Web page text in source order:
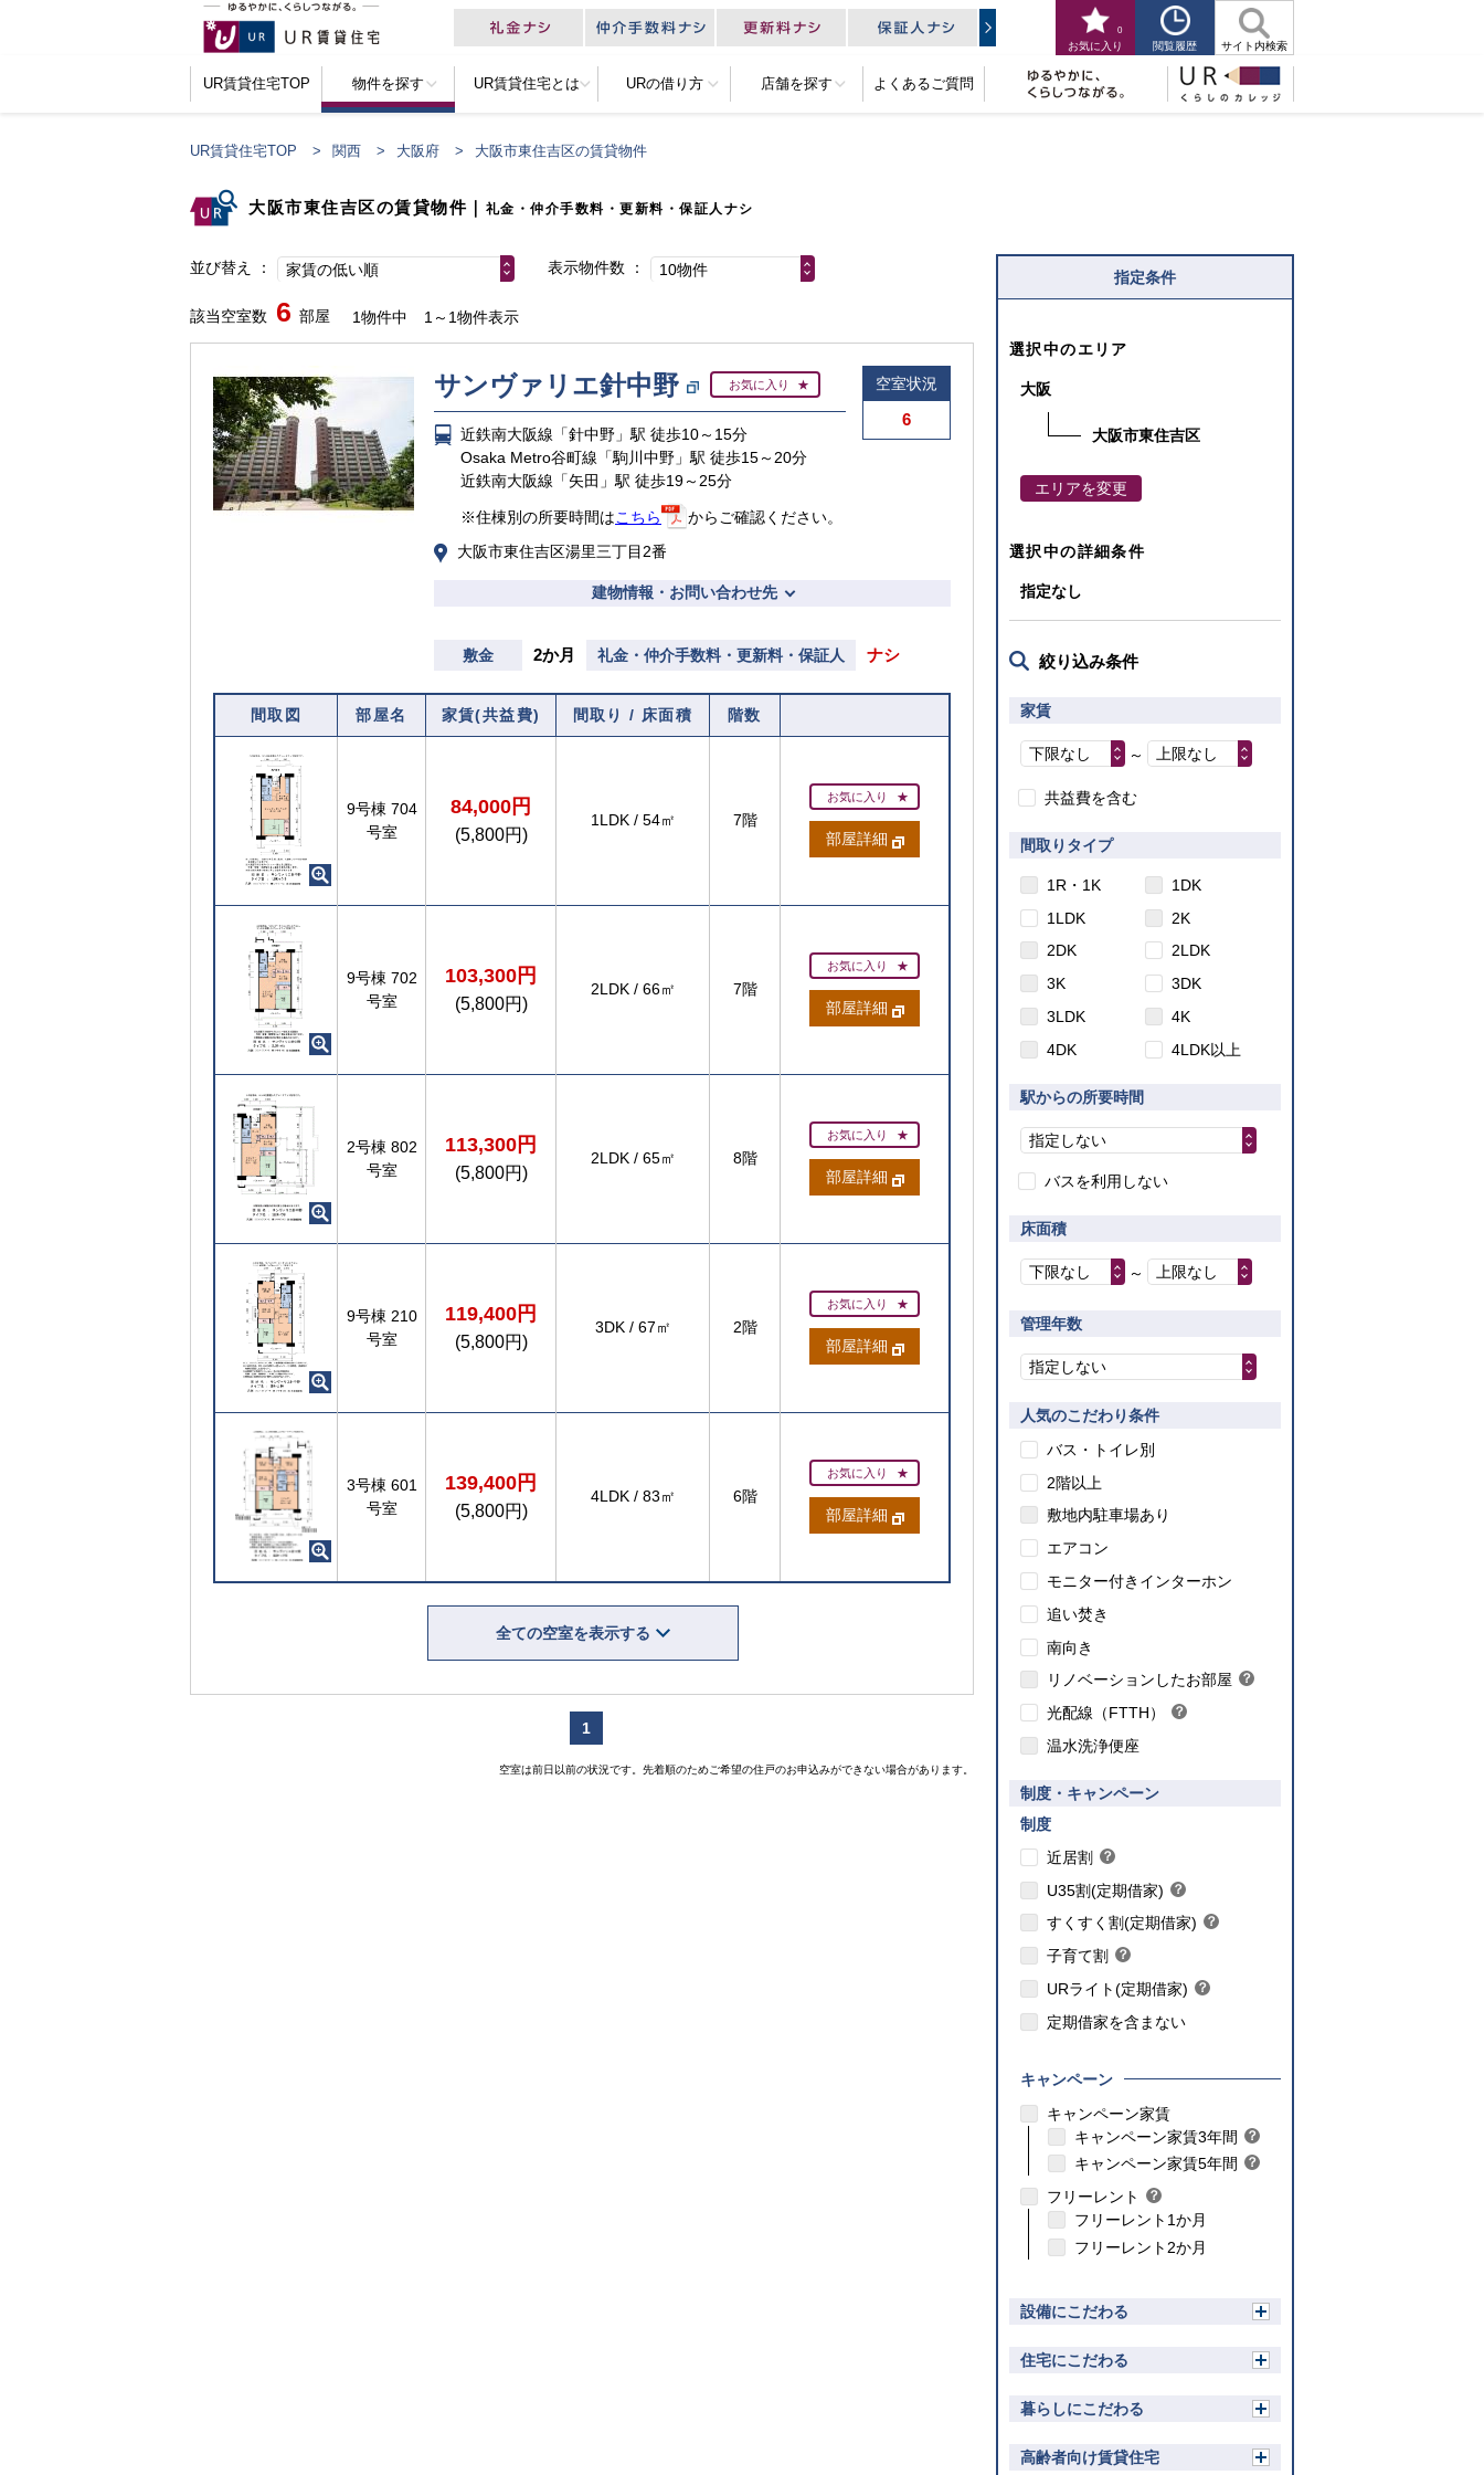
お気に入り
0
閲覧履歴 サイト内検索
UR賃貸住宅TOP 物件を探す UR賃貸住宅とは URの借り方 店舗を探す よくあるご質問
UR賃貸住宅TOP 関西 大阪府 大阪市東住吉区の賃貸物件
大阪市東住吉区の賃貸物件 ｜ 礼金・仲介手数料・更新料・保証人ナシ
並び替え 家賃の低い順 表示物件数 10物件
該当空室数 6 部屋 1物件中 1～1物件表示
サンヴァリエ針中野 お気に入り
近鉄南大阪線「針中野」駅 徒歩10～15分
Osaka Metro谷町線「駒川中野」駅 徒歩15～20分
近鉄南大阪線「矢田」駅 徒歩19～25分
※住棟別の所要時間はこちら
からご確認ください。
大阪市東住吉区湯里三丁目2番
空室状況
6
建物情報・お問い合わせ先
敷金 2か月 礼金・仲介手数料・更新料・保証人 ナシ
間取図 部屋名 家賃(共益費) 間取り / 床面積 階数
9号棟 704
号室
84,000円
(5,800円)
1LDK / 54㎡ 7階
お気に入り
部屋詳細
9号棟 702
号室
103,300円
(5,800円)
2LDK / 66㎡ 7階
お気に入り
部屋詳細
2号棟 802
号室
113,300円
(5,800円)
2LDK / 65㎡ 8階
お気に入り
部屋詳細
9号棟 210
号室
119,400円
(5,800円)
3DK / 67㎡ 2階
お気に入り
部屋詳細
3号棟 601
号室
139,400円
(5,800円)
4LDK / 83㎡ 6階
お気に入り
部屋詳細
全ての空室を表示する
1
空室は前日以前の状況です。先着順のためご希望の住戸のお申込みができない場合があります。
指定条件
選択中のエリア
大阪
大阪市東住吉区
エリアを変更
選択中の詳細条件
指定なし
絞り込み条件
家賃
下限なし ～ 上限なし
共益費を含む
間取りタイプ
1R・1K
1DK
1LDK
2K
2DK
2LDK
3K
3DK
3LDK
4K
4DK
4LDK以上
駅からの所要時間
指定しない
バスを利用しない
床面積
下限なし ～ 上限なし
管理年数
指定しない
人気のこだわり条件
バス・トイレ別
2階以上
敷地内駐車場あり
エアコン
モニター付きインターホン
追い焚き
南向き
リノベーションしたお部屋 ？
光配線（FTTH） ？
賃貸住宅のインターネット対応について
温水洗浄便座
制度・キャンペーン
制度
近居割
？
ン
ト
こちら
U35割(定期借家) ？
ン
【ご入居要件あり】35歳以下の方限定
こちら
すくすく割(定期借家) ？
ト
【ご入居要件あり】満18歳未満のお子様を
扶養、もしくはご妊娠されている方限定
こちら
子育て割 ？
ン
ト
【ご入居要件あり】子育て世帯や新婚世帯
こちら
URライト(定期借家) ？
こちら
定期借家を含まない
キャンペーン
キャンペーン家賃
キャンペーン家賃3年間 ？
ヒ
キャンペーン家賃5年間 ？
こちら
フリーレント ？
ヒ
ト
こちら
フリーレント1か月
フリーレント2か月
設備にこだわる
く住宅にこだわる
く暮らしにこだわる
く高齢者向け賃貸住宅